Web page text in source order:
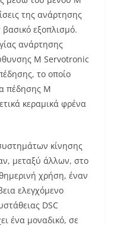
της ανάρτησης
εξοπλισμό.
ανάρτησης
M Servotronic
το οποίο
πέδησης M
κεραμικά φρένα
κίνησης
μεταξύ άλλων, στο
χρήση, έναν
ελεγχόμενο
DSC
ένα μοναδικό, σε